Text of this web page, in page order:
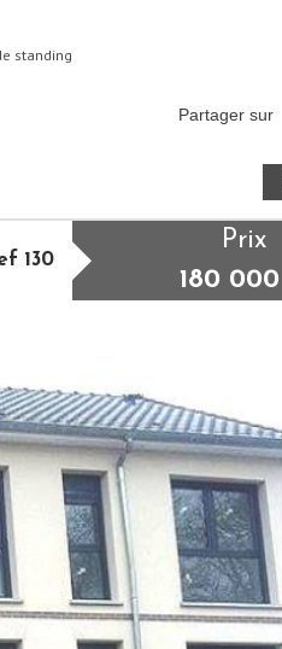
standing
Partager sur
130
Prix
180 000